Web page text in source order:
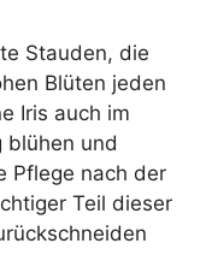
Stauden, die
Blüten jeden
Iris auch im
blühen und
Pflege nach der
Teil dieser